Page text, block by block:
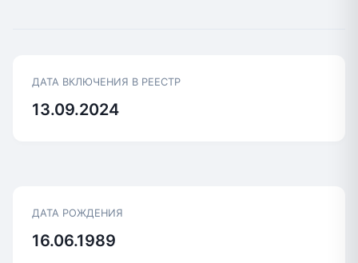
ДАТА ВКЛЮЧЕНИЯ В РЕЕСТР
13.09.2024
ДАТА РОЖДЕНИЯ
16.06.1989